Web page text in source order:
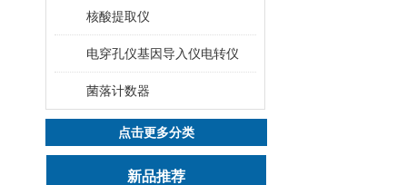
核酸提取仪
电穿孔仪基因导入仪电转仪
菌落计数器
点击更多分类
新品推荐